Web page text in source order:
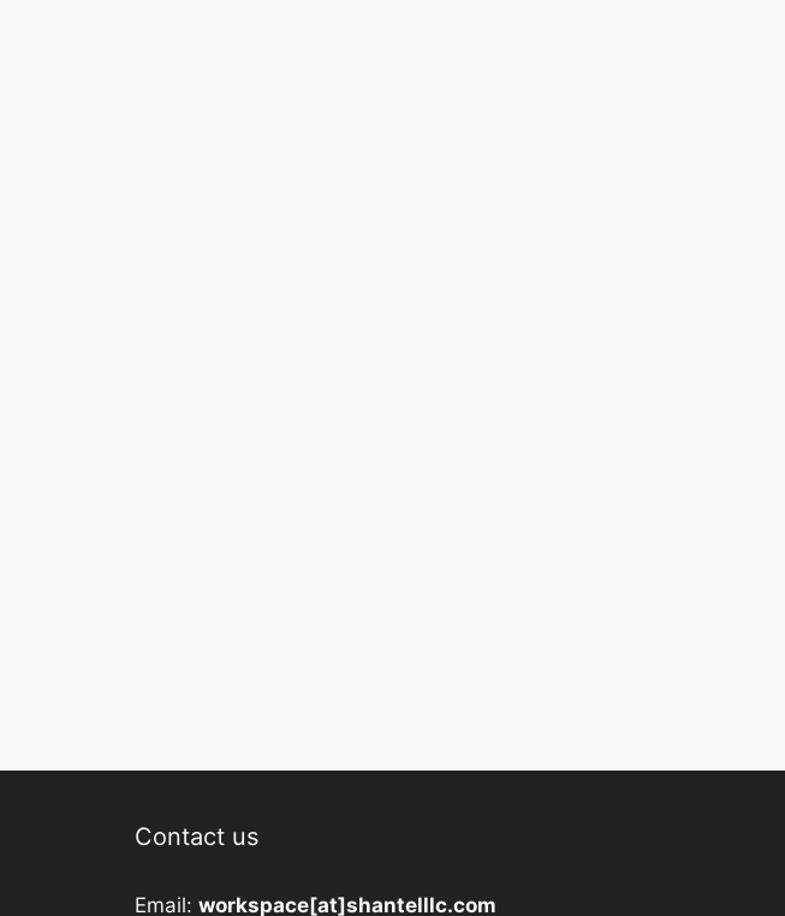
Contact us
Email: workspace[at]shantelllc.com